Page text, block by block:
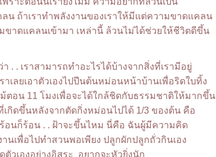
น ถ้าเราทำพลังงานของเราให้มีแต่ความขาดแคลน
ขาดแคลนเข้ามา เหล่านี้ ล้วนไม่ได้ช่วยให้ชีวิตดีขึ้น
า . . เราสามารถทำอะไรได้บ้างจากสิ่งที่เรามีอยู่
าเลยเอาตัวเองไปปีนต้นหม่อนหน้าบ้านเพื่อริดใบทิ้ง
อน 11 โมงเพื่อจะได้ใกล้ชิดกับธรรมชาติให้มากขึ้น
เกิดขึ้นหลังจากตัดกิ่งหม่อนไปได้ 1/3 ของต้น คือ
อนก็ร้อน . . ฝ้าจะขึ้นไหม นี่คือ ฉันผู้มีความคิด
นเพื่อไปทำสวนพอเพียง ปลูกผักปลูกถั่วกินเอง
ดูตัวเองอย่างอิสระ อยากจะหัวยิ่งนัก